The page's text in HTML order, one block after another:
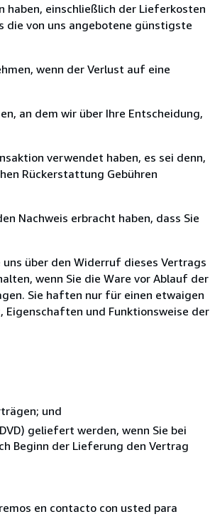
haben, einschließlich der Lieferkosten
die von uns angebotene günstigste
wenn der Verlust auf eine
an dem wir über Ihre Entscheidung,
verwendet haben, es sei denn,
Rückerstattung Gebühren
Nachweis erbracht haben, dass Sie
über den Widerruf dieses Vertrags
wenn Sie die Ware vor Ablauf der
Sie haften nur für einen etwaigen
und Funktionsweise der
und
geliefert werden, wenn Sie bei
Beginn der Lieferung den Vertrag
en contacto con usted para